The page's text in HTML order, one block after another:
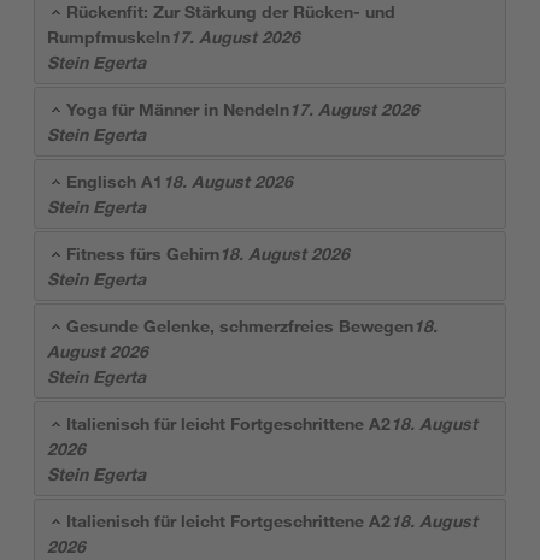
Rückenfit: Zur Stärkung der Rücken- und
Rumpfmuskeln17. August 2026
Stein Egerta
Yoga für Männer in Nendeln17. August 2026
Stein Egerta
Englisch A1 18. August 2026
Stein Egerta
Fitness fürs Gehirn18. August 2026
Stein Egerta
Gesunde Gelenke, schmerzfreies Bewegen18.
August 2026
Stein Egerta
Italienisch für leicht Fortgeschrittene A2 18. August
2026
Stein Egerta
Italienisch für leicht Fortgeschrittene A2 18. August
2026